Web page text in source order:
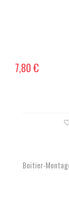
7,80 €
Boitier-